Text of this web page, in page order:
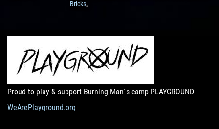
Bricks„
Proud to play & support Burning Man´s camp PLAYGROUND
WeArePlayground.org